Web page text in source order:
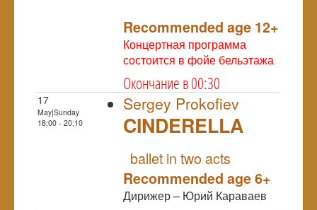
Recommended age 12+
Концертная программа
состоится в фойе бельэтажа
Окончание в 00:30
17
May|Sunday
18:00 - 20:10
Sergey Prokofiev
CINDERELLA
ballet in two acts
Recommended age 6+
Дирижер – Юрий Караваев